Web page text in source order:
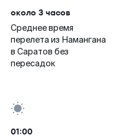
около 3 часов
Среднее время
перелета из Намангана
в Саратов без
пересадок
01:00